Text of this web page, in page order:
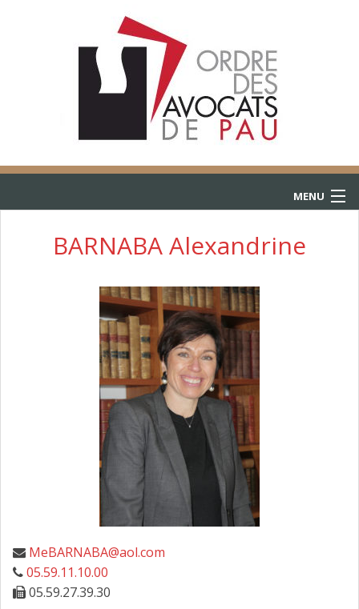
MENU
L’AIDE JURIDICTIONNELLE
FAIRE DESIGNER UN AVOCAT
BARNABA Alexandrine
MeBARNABA@aol.com
05.59.11.10.00
05.59.27.39.30